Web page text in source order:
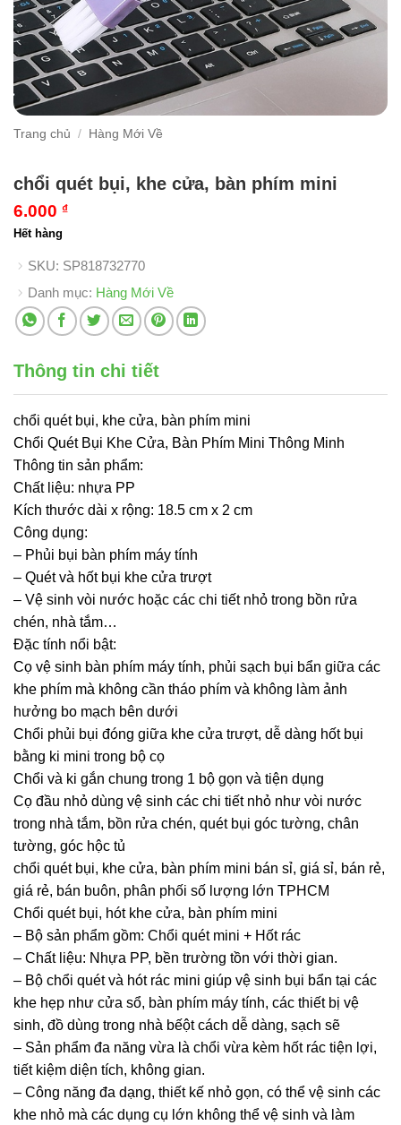
Trang chủ / Hàng Mới Về
chổi quét bụi, khe cửa, bàn phím mini
6.000 ₫
Hết hàng
SKU: SP818732770
Danh mục: Hàng Mới Về
Thông tin chi tiết
chổi quét bụi, khe cửa, bàn phím mini
Chổi Quét Bụi Khe Cửa, Bàn Phím Mini Thông Minh
Thông tin sản phẩm:
Chất liệu: nhựa PP
Kích thước dài x rộng: 18.5 cm x 2 cm
Công dụng:
– Phủi bụi bàn phím máy tính
– Quét và hốt bụi khe cửa trượt
– Vệ sinh vòi nước hoặc các chi tiết nhỏ trong bồn rửa
chén, nhà tắm…
Đặc tính nổi bật:
Cọ vệ sinh bàn phím máy tính, phủi sạch bụi bẩn giữa các
khe phím mà không cần tháo phím và không làm ảnh
hưởng bo mạch bên dưới
Chổi phủi bụi đóng giữa khe cửa trượt, dễ dàng hốt bụi
bằng ki mini trong bộ cọ
Chổi và ki gắn chung trong 1 bộ gọn và tiện dụng
Cọ đầu nhỏ dùng vệ sinh các chi tiết nhỏ như vòi nước
trong nhà tắm, bồn rửa chén, quét bụi góc tường, chân
tường, góc hộc tủ
chổi quét bụi, khe cửa, bàn phím mini bán sỉ, giá sỉ, bán rẻ,
giá rẻ, bán buôn, phân phối số lượng lớn TPHCM
Chổi quét bụi, hót khe cửa, bàn phím mini
– Bộ sản phẩm gồm: Chổi quét mini + Hốt rác
– Chất liệu: Nhựa PP, bền trường tồn với thời gian.
– Bộ chổi quét và hót rác mini giúp vệ sinh bụi bẩn tại các
khe hẹp như cửa sổ, bàn phím máy tính, các thiết bị vệ
sinh, đồ dùng trong nhà bếột cách dễ dàng, sạch sẽ
– Sản phẩm đa năng vừa là chổi vừa kèm hốt rác tiện lợi,
tiết kiệm diện tích, không gian.
– Công năng đa dạng, thiết kế nhỏ gọn, có thể vệ sinh các
khe nhỏ mà các dụng cụ lớn không thể vệ sinh và làm